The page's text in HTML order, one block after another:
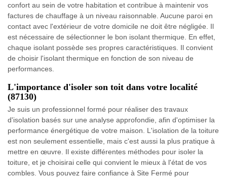
confort au sein de votre habitation et contribue à maintenir vos
factures de chauffage à un niveau raisonnable. Aucune paroi en
contact avec l'extérieur de votre domicile ne doit être négligée. Il
est nécessaire de sélectionner le bon isolant thermique. En effet,
chaque isolant possède ses propres caractéristiques. Il convient
de choisir l'isolant thermique en fonction de son niveau de
performances.
L'importance d'isoler son toit dans votre localité
(87130)
Je suis un professionnel formé pour réaliser des travaux
d'isolation basés sur une analyse approfondie, afin d'optimiser la
performance énergétique de votre maison. L'isolation de la toiture
est non seulement essentielle, mais c'est aussi la plus pratique à
mettre en œuvre. Il existe différentes méthodes pour isoler la
toiture, et je choisirai celle qui convient le mieux à l'état de vos
combles. Vous pouvez faire confiance à Site Fermé pour